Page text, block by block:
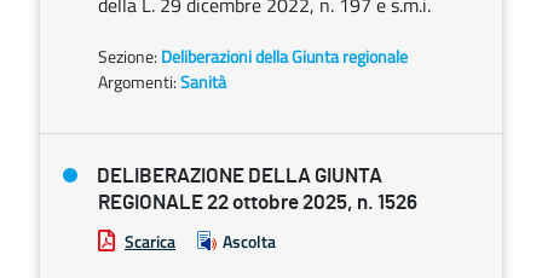
Sezione: Deliberazioni della Giunta regionale
Argomenti:Sanità
DELIBERAZIONE DELLA GIUNTA
REGIONALE 22 ottobre 2025, n. 1526
Scarica Ascolta